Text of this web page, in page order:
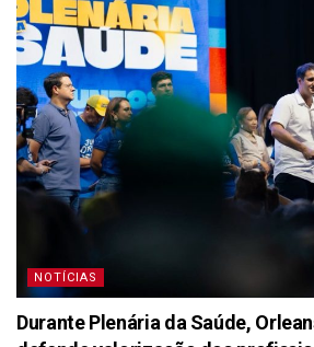
NOTÍCIAS
Durante Plenária da Saúde,